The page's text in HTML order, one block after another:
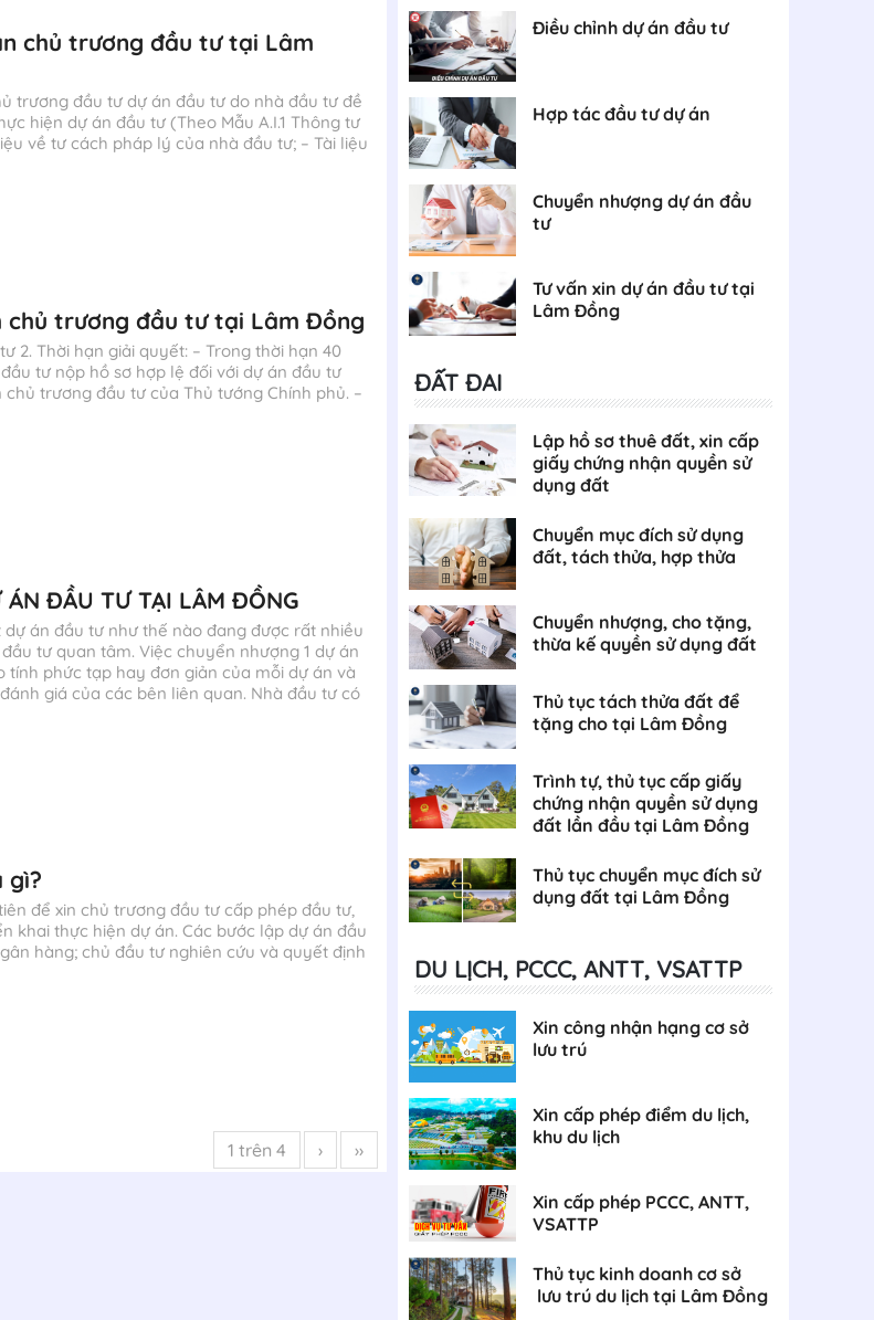
chủ trương đầu tư tại Lâm
trương đầu tư dự án đầu tư do nhà đầu tư đề
hiện dự án đầu tư (Theo Mẫu A.I.1 Thông tư
về tư cách pháp lý của nhà đầu tư; – Tài liệu
chủ trương đầu tư tại Lâm Đồng
2. Thời hạn giải quyết: – Trong thời hạn 40
tư nộp hồ sơ hợp lệ đối với dự án đầu tư
trương đầu tư của Thủ tướng Chính phủ. –
ÁN ĐẦU TƯ TẠI LÂM ĐỒNG
án đầu tư như thế nào đang được rất nhiều
tư quan tâm. Việc chuyển nhượng 1 dự án
phức tạp hay đơn giản của mỗi dự án và
giá của các bên liên quan. Nhà đầu tư có
gì?
để xin chủ trương đầu tư cấp phép đầu tư,
khai thực hiện dự án. Các bước lập dự án đầu
hàng; chủ đầu tư nghiên cứu và quyết định
1 trên 4 › ››
Điều chỉnh dự án đầu tư
Hợp tác đầu tư dự án
Chuyển nhượng dự án đầu
tư
Tư vấn xin dự án đầu tư tại
Lâm Đồng
ĐẤT ĐAI
Lập hồ sơ thuê đất, xin cấp
giấy chứng nhận quyền sử
dụng đất
Chuyển mục đích sử dụng
đất, tách thửa, hợp thửa
Chuyển nhượng, cho tặng,
thừa kế quyền sử dụng đất
Thủ tục tách thửa đất để
tặng cho tại Lâm Đồng
Trình tự, thủ tục cấp giấy
chứng nhận quyền sử dụng
đất lần đầu tại Lâm Đồng
Thủ tục chuyển mục đích sử
dụng đất tại Lâm Đồng
DU LỊCH, PCCC, ANTT, VSATTP
Xin công nhận hạng cơ sở
lưu trú
Xin cấp phép điểm du lịch,
khu du lịch
Xin cấp phép PCCC, ANTT,
VSATTP
Thủ tục kinh doanh cơ sở
lưu trú du lịch tại Lâm Đồng